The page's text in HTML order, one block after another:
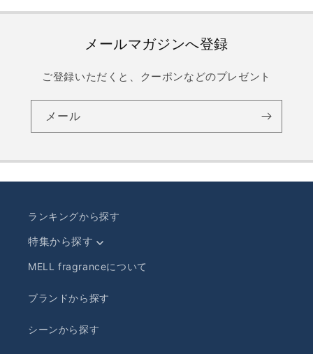
メールマガジンへ登録
ご登録いただくと、クーポンなどのプレゼント
メール
ランキングから探す
特集から探す
MELL fragranceについて
ブランドから探す
シーンから探す